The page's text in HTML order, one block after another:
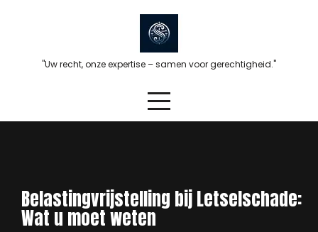
"Uw recht, onze expertise – samen voor gerechtigheid."
Belastingvrijstelling bij Letselschade:
Wat u moet weten